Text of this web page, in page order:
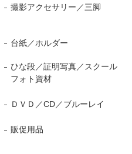
撮影アクセサリー／三脚
台紙／ホルダー
ひな段／証明写真／スクール
フォト資材
ＤＶＤ／CD／ブルーレイ
販促用品